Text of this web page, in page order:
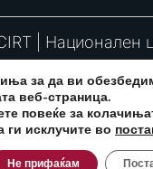
за да ви
веб-страница.
повеќе за
ги исклучите во
Не прифаќам
| Национален
RFC2350
од:CPP